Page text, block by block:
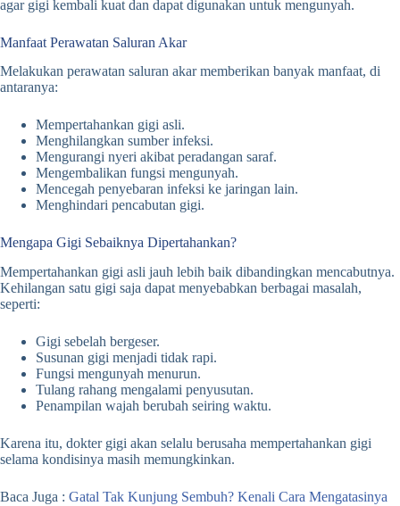
agar gigi kembali kuat dan dapat digunakan untuk mengunyah.
Manfaat Perawatan Saluran Akar
Melakukan perawatan saluran akar memberikan banyak manfaat, di
antaranya:
Mempertahankan gigi asli.
Menghilangkan sumber infeksi.
Mengurangi nyeri akibat peradangan saraf.
Mengembalikan fungsi mengunyah.
Mencegah penyebaran infeksi ke jaringan lain.
Menghindari pencabutan gigi.
Mengapa Gigi Sebaiknya Dipertahankan?
Mempertahankan gigi asli jauh lebih baik dibandingkan mencabutnya.
Kehilangan satu gigi saja dapat menyebabkan berbagai masalah,
seperti:
Gigi sebelah bergeser.
Susunan gigi menjadi tidak rapi.
Fungsi mengunyah menurun.
Tulang rahang mengalami penyusutan.
Penampilan wajah berubah seiring waktu.
Karena itu, dokter gigi akan selalu berusaha mempertahankan gigi
selama kondisinya masih memungkinkan.
Baca Juga : Gatal Tak Kunjung Sembuh? Kenali Cara Mengatasinya